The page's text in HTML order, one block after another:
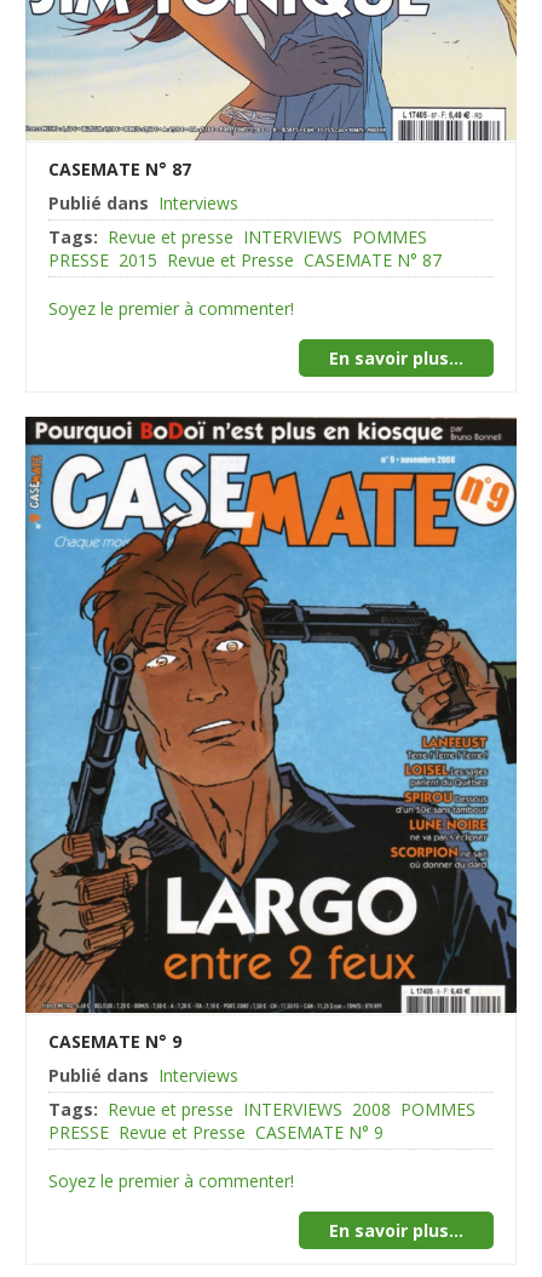
CASEMATE N° 87
Publié dans Interviews
Tags: Revue et presse INTERVIEWS POMMES
PRESSE 2015 Revue et Presse CASEMATE N° 87
Soyez le premier à commenter!
En savoir plus...
CASEMATE N° 9
Publié dans Interviews
Tags: Revue et presse INTERVIEWS 2008 POMMES
PRESSE Revue et Presse CASEMATE N° 9
Soyez le premier à commenter!
En savoir plus...